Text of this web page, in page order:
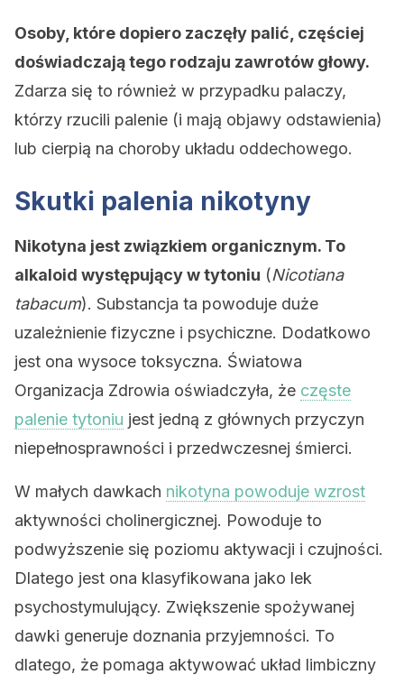
Osoby, które dopiero zaczęły palić, częściej
doświadczają tego rodzaju zawrotów głowy.
Zdarza się to również w przypadku palaczy,
którzy rzucili palenie (i mają objawy odstawienia)
lub cierpią na choroby układu oddechowego.
Skutki palenia nikotyny
Nikotyna jest związkiem organicznym. To
alkaloid występujący w tytoniu (Nicotiana
tabacum). Substancja ta powoduje duże
uzależnienie fizyczne i psychiczne. Dodatkowo
jest ona wysoce toksyczna. Światowa
Organizacja Zdrowia oświadczyła, że częste
palenie tytoniu jest jedną z głównych przyczyn
niepełnosprawności i przedwczesnej śmierci.
W małych dawkach nikotyna powoduje wzrost
aktywności cholinergicznej. Powoduje to
podwyższenie się poziomu aktywacji i czujności.
Dlatego jest ona klasyfikowana jako lek
psychostymulujący. Zwiększenie spożywanej
dawki generuje doznania przyjemności. To
dlatego, że pomaga aktywować układ limbiczny